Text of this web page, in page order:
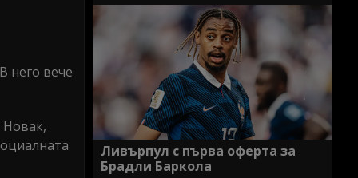
него вече
Новак,
Ливърпул с първа оферта за
Брадли Баркола